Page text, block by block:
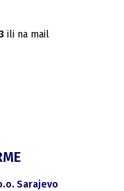
ili na mail
Sarajevo